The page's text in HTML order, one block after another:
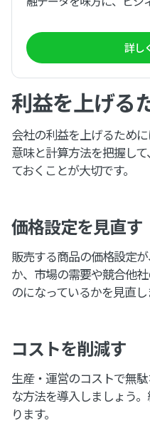
詳し
利益を上げる
会社の利益を上げるため
意味と計算方法を把握し
ておくことが大切です。
価格設定を見直す
販売する商品の価格設定
か、市場の需要や競合他
のになっているかを見直し
コストを削減す
生産・運営のコストで無
な方法を導入しましょう
ります。